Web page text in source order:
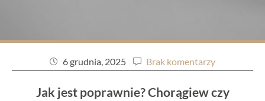
6 grudnia, 2025 Brak komentarzy
Jak jest poprawnie? Chorągiew czy